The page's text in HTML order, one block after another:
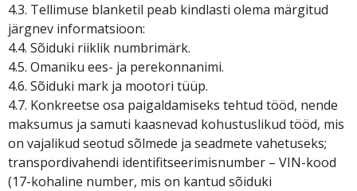
4.3. Tellimuse blanketil peab kindlasti olema märgitud
järgnev informatsioon:
4.4. Sõiduki riiklik numbrimärk.
4.5. Omaniku ees- ja perekonnanimi.
4.6. Sõiduki mark ja mootori tüüp.
4.7. Konkreetse osa paigaldamiseks tehtud tööd, nende
maksumus ja samuti kaasnevad kohustuslikud tööd, mis
on vajalikud seotud sõlmede ja seadmete vahetuseks;
transpordivahendi identifitseerimisnumber – VIN-kood
(17-kohaline number, mis on kantud sõiduki